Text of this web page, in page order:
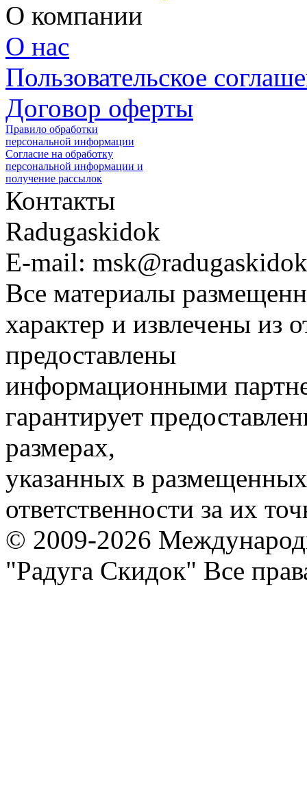
О компании
О нас
Пользовательское
Договор оферты
Правило обработки
персональной информации
Согласие на обработку
персональной информации и
получение рассылок
Контакты
Radugaskidok
E-mail:
Все материалы
характер и извлечены из
предоставлены
информационными
гарантирует
размерах,
указанных в
ответственности за их
© 2009-2026
"Радуга Скидок" Все